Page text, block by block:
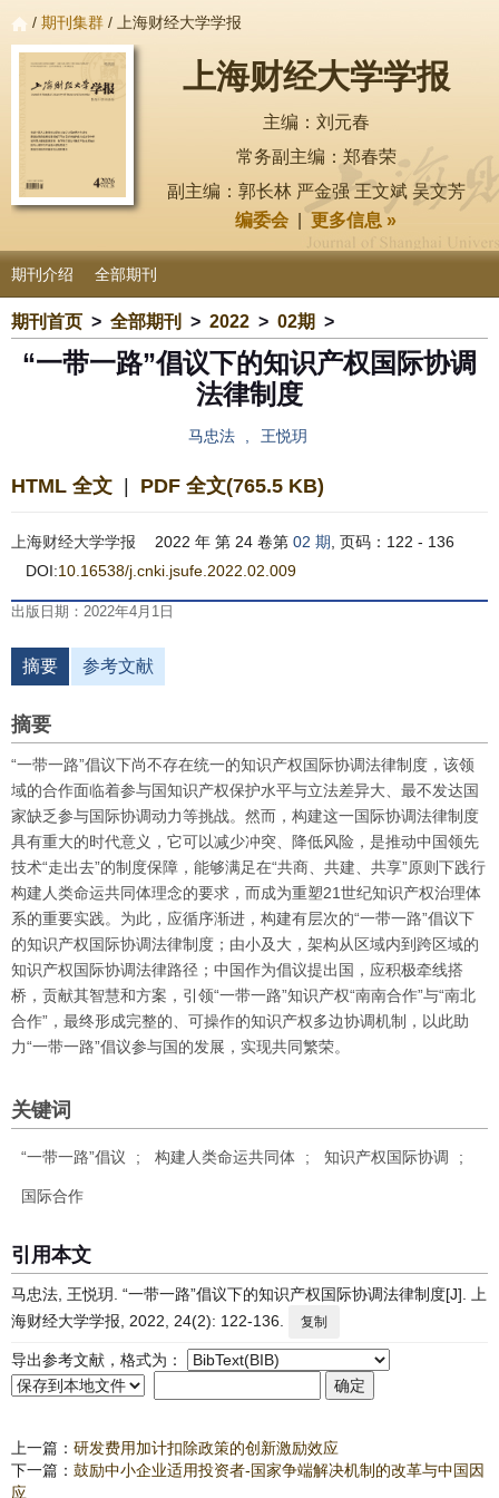
/ 期刊集群 / 上海财经大学学报
上海财经大学学报
主编：刘元春
常务副主编：郑春荣
副主编：郭长林 严金强 王文斌 吴文芳
编委会 |更多信息 »
期刊介绍 全部期刊
期刊首页 > 全部期刊 > 2022 > 02期 >
“一带一路”倡议下的知识产权国际协调
法律制度
马忠法 王悦玥
HTML 全文 PDF 全文(765.5 KB)
上海财经大学学报 2022 年 第 24 卷第 02 期 , 页码：122 - 136
DOI:10.16538/j.cnki.jsufe.2022.02.009
出版日期：2022年4月1日
摘要 参考文献
摘要
“一带一路”倡议下尚不存在统一的知识产权国际协调法律制度，该领
域的合作面临着参与国知识产权保护水平与立法差异大、最不发达国
家缺乏参与国际协调动力等挑战。然而，构建这一国际协调法律制度
具有重大的时代意义，它可以减少冲突、降低风险，是推动中国领先
技术“走出去”的制度保障，能够满足在“共商、共建、共享”原则下践行
构建人类命运共同体理念的要求，而成为重塑21世纪知识产权治理体
系的重要实践。为此，应循序渐进，构建有层次的“一带一路”倡议下
的知识产权国际协调法律制度；由小及大，架构从区域内到跨区域的
知识产权国际协调法律路径；中国作为倡议提出国，应积极牵线搭
桥，贡献其智慧和方案，引领“一带一路”知识产权“南南合作”与“南北
合作”，最终形成完整的、可操作的知识产权多边协调机制，以此助
力“一带一路”倡议参与国的发展，实现共同繁荣。
关键词
“一带一路”倡议 ; 构建人类命运共同体 ; 知识产权国际协调 ;
国际合作
引用本文
马忠法, 王悦玥. “一带一路”倡议下的知识产权国际协调法律制度[J]. 上
海财经大学学报, 2022, 24(2): 122-136.
复制
导出参考文献，格式为：
上一篇： 研发费用加计扣除政策的创新激励效应
下一篇： 鼓励中小企业适用投资者-国家争端解决机制的改革与中国因
应